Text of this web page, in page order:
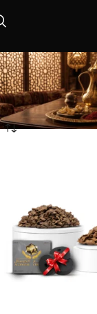
عرض ⁦5⁩ من كل النتائج